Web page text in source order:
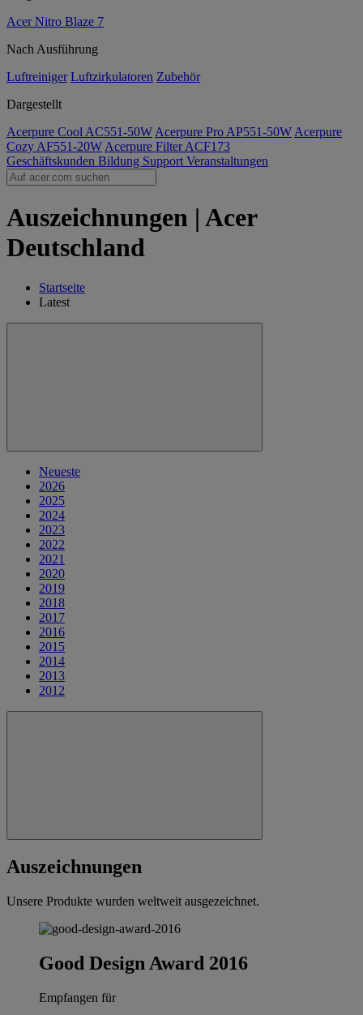
Acer Nitro Blaze 7
Nach Ausführung
Luftreiniger Luftzirkulatoren Zubehör
Dargestellt
Acerpure Cool AC551-50W Acerpure Pro AP551-50W Acerpure
Cozy AF551-20W Acerpure Filter ACF173
Geschäftskunden Bildung Support Veranstaltungen
Auszeichnungen | Acer
Deutschland
Startseite
Latest
Neueste
2026
2025
2024
2023
2022
2021
2020
2019
2018
2017
2016
2015
2014
2013
2012
Auszeichnungen
Unsere Produkte wurden weltweit ausgezeichnet.
Good Design Award 2016
Empfangen für